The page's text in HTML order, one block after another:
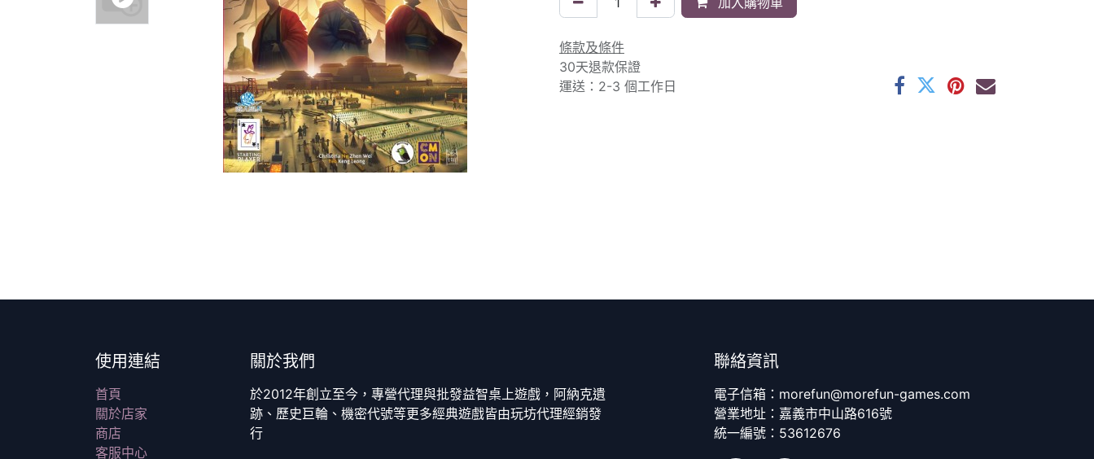
條款及條件
30天退款保證
運送：2-3 個工作日
使用連結
首頁
關於店家
商店
客服中心
關於我們
於2012年創立至今，專營代理與批發益智桌上遊戲，阿納克遺
跡、歷史巨輪、機密代號等更多經典遊戲皆由玩坊代理經銷發
行
聯絡資訊
電子信箱：morefun@morefun-games.com
營業地址：嘉義市中山路616號
統一編號：53612676